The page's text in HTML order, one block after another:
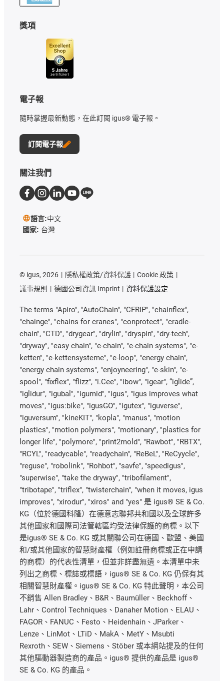
獎項
電子報
隨時掌握最新動態，在此訂閱 igus® 電子報。
訂閱電子報
關注我們
語言:中文
國家: 台灣
© igus, 2026 隱私權政策/資料保護
Cookie 政策
議事規則
德國公司資訊 Imprint 資料保護設定
The terms "Apiro", "AutoChain", "CFRIP", "chainflex",
"chainge", "chains for cranes", "conprotect", "cradle-
chain", "CTD", "drygear", "drylin", "dryspin", "dry-tech",
"dryway", "easy chain", "e-chain", "e-chain systems", "e-
ketten", "e-kettensysteme", "e-loop", "energy chain",
"energy chain systems", "enjoyneering", "e-skin", "e-
spool", "fixflex", "flizz", "i.Cee", "ibow", "igear", “iglide”,
"iglidur", "igubal", "igumid", "igus", "igus improves what
moves", "igus:bike", "igusGO", "igutex", "iguverse",
"iguversum", "kineKIT", "kopla", "manus", "motion
plastics", "motion polymers", "motionary", "plastics for
longer life", "polymore", "print2mold", "Rawbot", "RBTX",
"RCYL", "readycable", "readychain", "ReBeL", "ReCyycle",
"reguse", "robolink", "Rohbot", "savfe", "speedigus",
"superwise", "take the dryway", "tribofilament",
"tribotape", "triflex", "twisterchain", "when it moves, igus
improves", "xirodur", "xiros" and "yes" 是 igus® SE & Co.
KG（位於德國科隆）在德意志聯邦共和國以及全球許多
其他國家和國際司法管轄區均受法律保護的商標。以下
是igus® SE & Co. KG 或其關聯公司在德國、歐盟、美國
和/或其他國家的智慧財產權（例如註冊商標或正在申請
的商標）的代表性清單，但並非詳盡無遺。本清單中未
列出之商標、標誌或標語，igus® SE & Co. KG 仍保有其
相關智慧財產權。igus® SE & Co. KG 特此聲明，本公司
不銷售 Allen Bradley、B&R、Baumüller、Beckhoff、
Lahr、Control Techniques、Danaher Motion、ELAU、
FAGOR、FANUC、Festo、Heidenhain、JParker、
Lenze、LinMot、LTiD、MakA、MetY、Msubti
Rexroth、SEW、Siemens、Stöber 或本網站提及的任何
其他驅動器製造商的產品。igus® 提供的產品是 igus®
SE & Co. KG 的產品。